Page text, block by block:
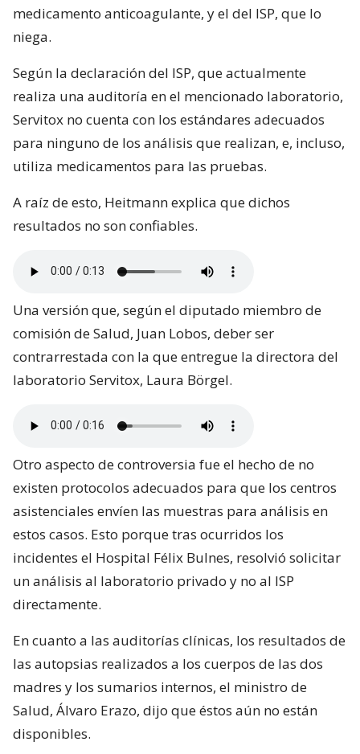
medicamento anticoagulante, y el del ISP, que lo
niega.
Según la declaración del ISP, que actualmente
realiza una auditoría en el mencionado laboratorio,
Servitox no cuenta con los estándares adecuados
para ninguno de los análisis que realizan, e, incluso,
utiliza medicamentos para las pruebas.
A raíz de esto, Heitmann explica que dichos
resultados no son confiables.
Una versión que, según el diputado miembro de
comisión de Salud, Juan Lobos, deber ser
contrarrestada con la que entregue la directora del
laboratorio Servitox, Laura Börgel.
Otro aspecto de controversia fue el hecho de no
existen protocolos adecuados para que los centros
asistenciales envíen las muestras para análisis en
estos casos. Esto porque tras ocurridos los
incidentes el Hospital Félix Bulnes, resolvió solicitar
un análisis al laboratorio privado y no al ISP
directamente.
En cuanto a las auditorías clínicas, los resultados de
las autopsias realizados a los cuerpos de las dos
madres y los sumarios internos, el ministro de
Salud, Álvaro Erazo, dijo que éstos aún no están
disponibles.